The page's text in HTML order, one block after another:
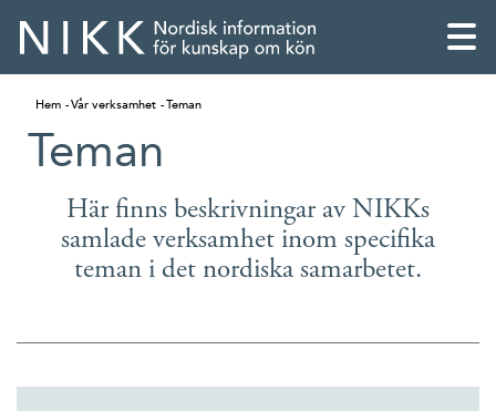
Hem Vår verksamhet Teman
Teman
Här finns beskrivningar av NIKKs
samlade verksamhet inom specifika
teman i det nordiska samarbetet.